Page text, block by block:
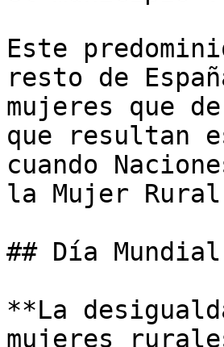
Este
resto de
mujeres que
que resultan
cuando
la Mujer
## Día
**La
mujeres